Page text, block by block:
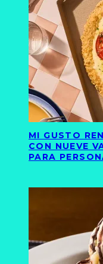
MI GUSTO
CON NUEVE
PARA